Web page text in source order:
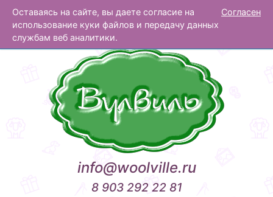
Оставаясь на сайте, вы даете согласие на
использование куки файлов и передачу данных
службам веб аналитики.
Согласен
Вулвиль
info@woolville.ru
8 903 292 22 81